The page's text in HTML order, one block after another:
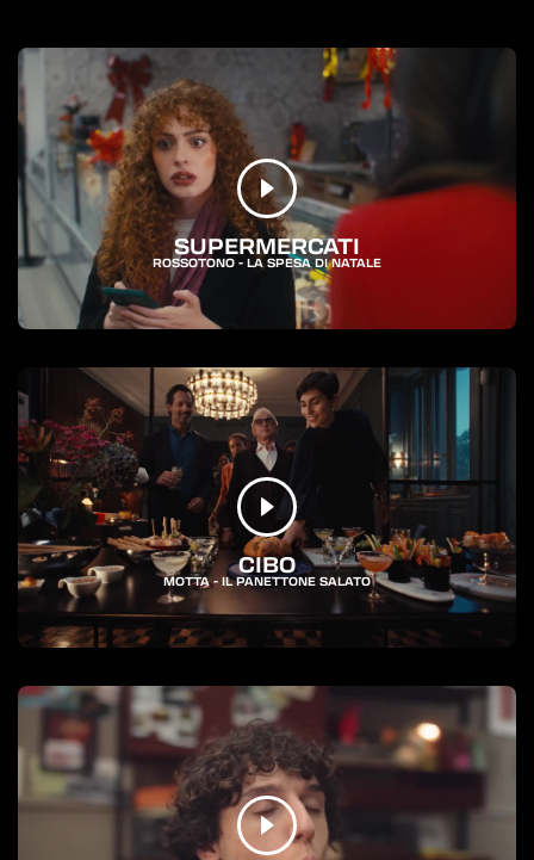
SUPERMERCATI
ROSSOTONO - LA SPESA DI NATALE
CIBO
MOTTA - IL PANETTONE SALATO